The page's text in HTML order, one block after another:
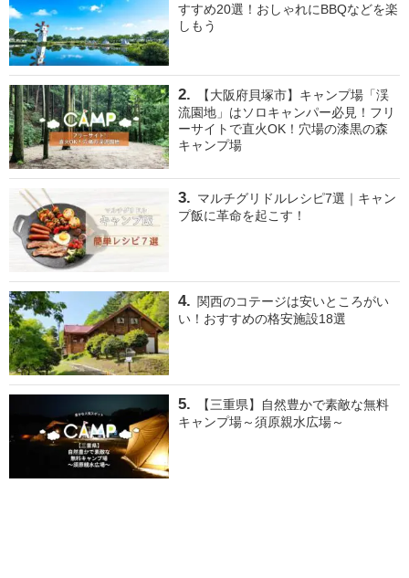
すすめ20選！おしゃれにBBQなどを楽
しもう
【大阪府貝塚市】キャンプ場「渓
流園地」はソロキャンパー必見！フリ
ーサイトで直火OK！穴場の漆黒の森
キャンプ場
マルチグリドルレシピ7選｜キャン
プ飯に革命を起こす！
関西のコテージは安いところがい
い！おすすめの格安施設18選
【三重県】自然豊かで素敵な無料
キャンプ場～須原親水広場～